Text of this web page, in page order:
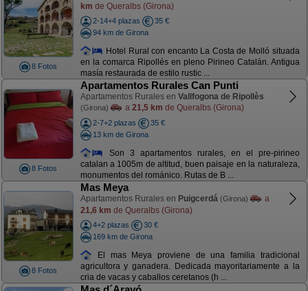
8 Fotos
km de Queralbs (Girona)
2-14+4 plazas
35 €
94 km de Girona
Hotel Rural con encanto La Costa de Molló situada
en la comarca Ripollés en pleno Pirineo Catalán. Antigua
masía restaurada de estilo rustic ...
8 Fotos
Apartamentos Rurales Can Punti
Apartamentos Rurales en Vallfogona de Ripollès
(Girona) a 21,5 km de Queralbs (Girona)
2-7+2 plazas
35 €
13 km de Girona
Son 3 apartamentos rurales, en el pre-pirineo
catalan a 1005m de altitud, buen paisaje en la naturaleza,
monumentos del románico. Rutas de B ...
8 Fotos
Mas Meya
Apartamentos Rurales en Puigcerdá (Girona)
a
21,6 km de Queralbs (Girona)
4+2 plazas
30 €
169 km de Girona
El mas Meya proviene de una familia tradicional
agricultora y ganadera. Dedicada mayoritariamente a la
cria de vacas y caballos ceretanos (h ...